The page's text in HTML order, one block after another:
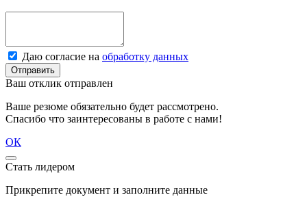
Даю согласие на обработку данных
Отправить
Ваш отклик отправлен
Ваше резюме обязательно будет рассмотрено.
Спасибо что заинтересованы в работе с нами!
ОК
Стать лидером
Прикрепите документ и заполните данные